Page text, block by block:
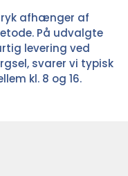
afhænger af
På udvalgte
levering ved
svarer vi typisk
kl. 8 og 16.